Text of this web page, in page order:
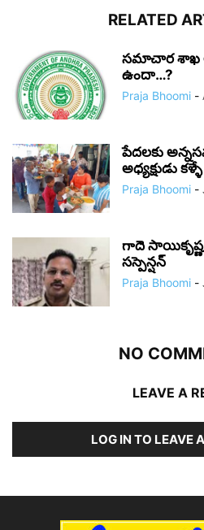
RELATED
సమాచార శాఖ
ఉందా…?
Praja Bhoomi -
పేదలకు
అధ్యక్షుడు
Praja Bhoomi -
గాదె సాయికృష్ణ
సస్పెన్షన్
Praja Bhoomi -
NO
LEAVE A
LOG IN TO LEAVE